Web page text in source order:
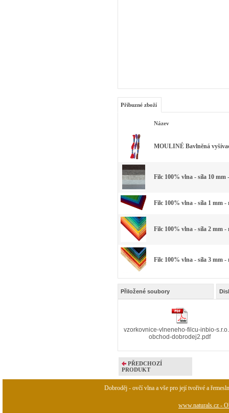
Příbuzné zboží
Název
MOULINÉ Bavlněná
Filc 100% vlna - síla 10 mm
Filc 100% vlna - síla 1 mm -
Filc 100% vlna - síla 2 mm -
Filc 100% vlna - síla 3 mm -
Přiložené soubory
vzorkovnice-vlneneho-filcu-inbio-
obchod-dobrodej2.pdf
PŘEDCHOZÍ
PRODUKT
Dobroděj - ovčí vlna a vše pro její tvořivé a
www.naturals.cz -